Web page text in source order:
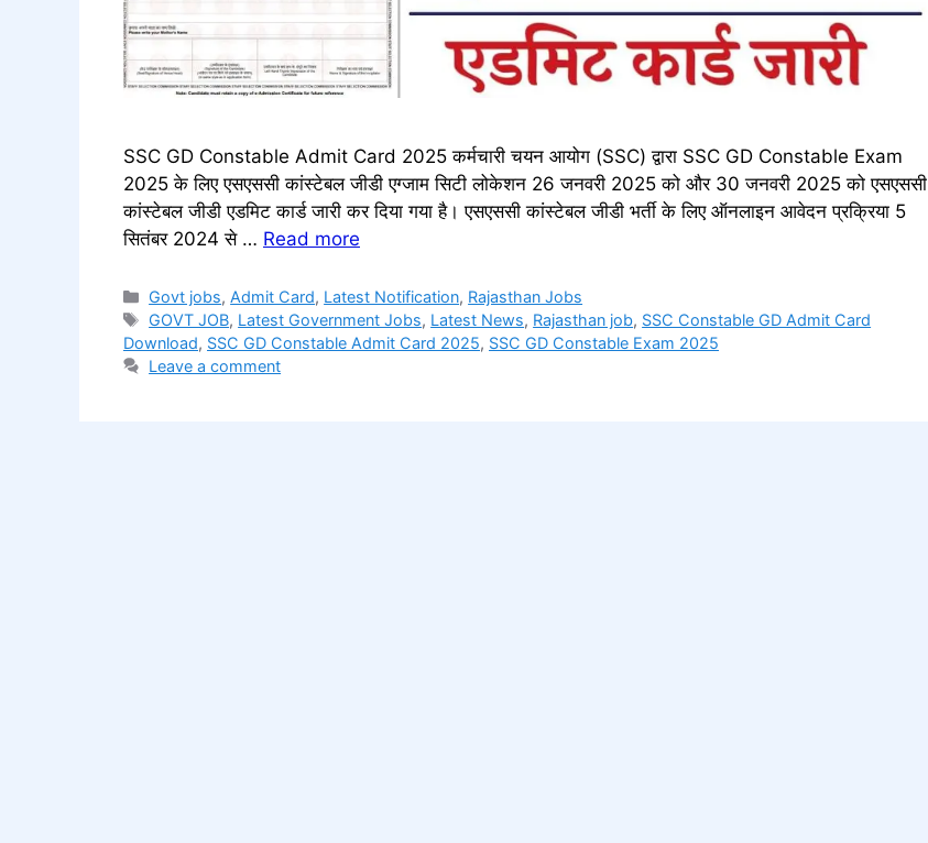
SSC GD Constable Admit Card 2025 कर्मचारी चयन आयोग (SSC) द्वारा SSC GD Constable Exam
2025 के लिए एसएससी कांस्टेबल जीडी एग्जाम सिटी लोकेशन 26 जनवरी 2025 को और 30 जनवरी 2025 को एसएससी
कांस्टेबल जीडी एडमिट कार्ड जारी कर दिया गया है। एसएससी कांस्टेबल जीडी भर्ती के लिए ऑनलाइन आवेदन प्रक्रिया 5
सितंबर 2024 से … Read more
Categories
Govt jobs, Admit Card, Latest Notification, Rajasthan Jobs
Tags
GOVT JOB, Latest Government Jobs, Latest News, Rajasthan job, SSC Constable GD Admit Card
Download, SSC GD Constable Admit Card 2025, SSC GD Constable Exam 2025
Leave a comment